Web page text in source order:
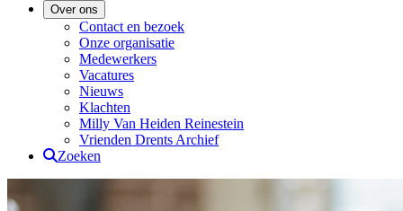
Over ons
Contact en bezoek
Onze organisatie
Medewerkers
Vacatures
Nieuws
Klachten
Milly Van Heiden Reinestein
Vrienden Drents Archief
Zoeken
Drents Archief